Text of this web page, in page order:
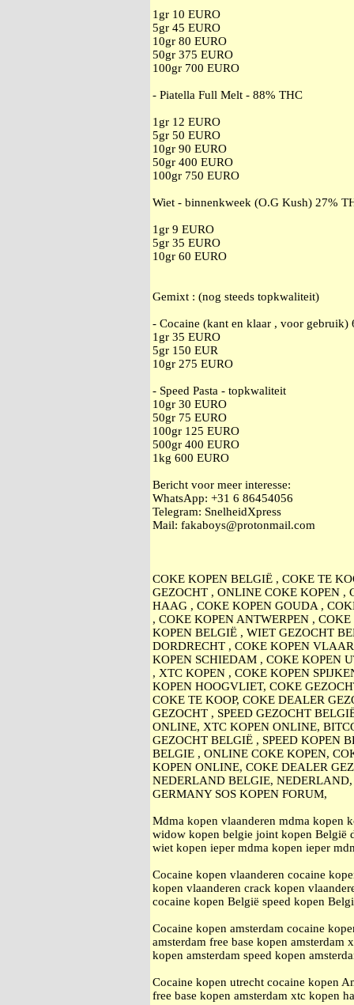
1gr 10 EURO
5gr 45 EURO
10gr 80 EURO
50gr 375 EURO
100gr 700 EURO
- Piatella Full Melt - 88% THC
1gr 12 EURO
5gr 50 EURO
10gr 90 EURO
50gr 400 EURO
100gr 750 EURO
Wiet - binnenkweek (O.G Kush) 27%
1gr 9 EURO
5gr 35 EURO
10gr 60 EURO
Gemixt : (nog steeds topkwaliteit)
- Cocaine (kant en klaar , voor gebruik)
1gr 35 EURO
5gr 150 EUR
10gr 275 EURO
- Speed Pasta - topkwaliteit
10gr 30 EURO
50gr 75 EURO
100gr 125 EURO
500gr 400 EURO
1kg 600 EURO
Bericht voor meer interesse:
WhatsApp: +31 6 86454056
Telegram: SnelheidXpress
Mail: fakaboys@protonmail.com
COKE KOPEN BELGIË , COKE TE
GEZOCHT , ONLINE COKE KOPEN ,
HAAG , COKE KOPEN GOUDA ,
, COKE KOPEN ANTWERPEN ,
KOPEN BELGIË , WIET GEZOCHT
DORDRECHT , COKE KOPEN
KOPEN SCHIEDAM , COKE KOPEN
, XTC KOPEN , COKE KOPEN
KOPEN HOOGVLIET, COKE
COKE TE KOOP, COKE DEALER
GEZOCHT , SPEED GEZOCHT
ONLINE, XTC KOPEN ONLINE,
GEZOCHT BELGIË , SPEED KOPEN
BELGIE , ONLINE COKE KOPEN,
KOPEN ONLINE, COKE DEALER
NEDERLAND BELGIE,
GERMANY SOS KOPEN FORUM,
Mdma kopen vlaanderen mdma
widow kopen belgie joint kopen België
wiet kopen ieper mdma kopen ieper
Cocaine kopen vlaanderen cocaine
kopen vlaanderen crack kopen
cocaine kopen België speed kopen
Cocaine kopen amsterdam cocaine
amsterdam free base kopen amsterdam
kopen amsterdam speed kopen
Cocaine kopen utrecht cocaine kopen
free base kopen amsterdam xtc kopen